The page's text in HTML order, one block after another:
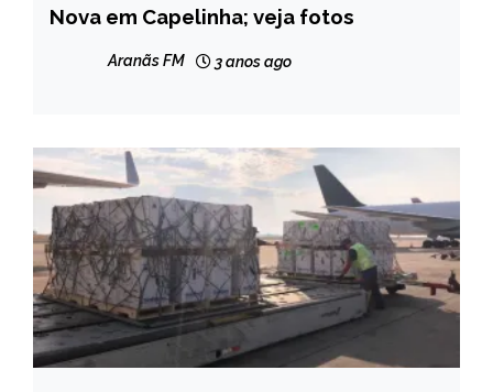
NOTÍCIAS
Nova em Capelinha; veja fotos
Aranãs FM 3 anos ago